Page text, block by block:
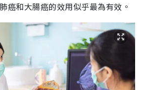
癌和大腸癌的效用似乎最為有效。